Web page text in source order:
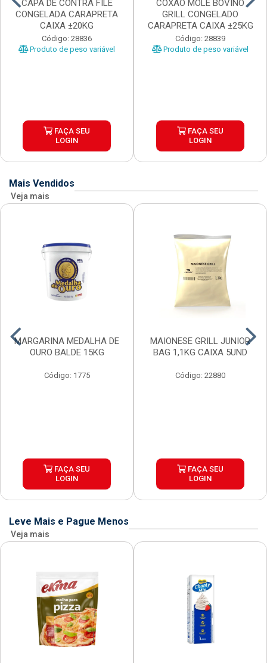
CAPA DE CONTRA FILE
CONGELADA CARAPRETA
CAIXA ±20KG
Código: 28836
Produto de peso variável
FAÇA SEU
LOGIN
COXAO MOLE BOVINO
GRILL CONGELADO
CARAPRETA CAIXA ±25KG
Código: 28839
Produto de peso variável
FAÇA SEU
LOGIN
Mais Vendidos
Veja mais
MARGARINA MEDALHA DE
OURO BALDE 15KG
Código: 1775
FAÇA SEU
LOGIN
MAIONESE GRILL JUNIOR
BAG 1,1KG CAIXA 5UND
Código: 22880
FAÇA SEU
LOGIN
Leve Mais e Pague Menos
Veja mais